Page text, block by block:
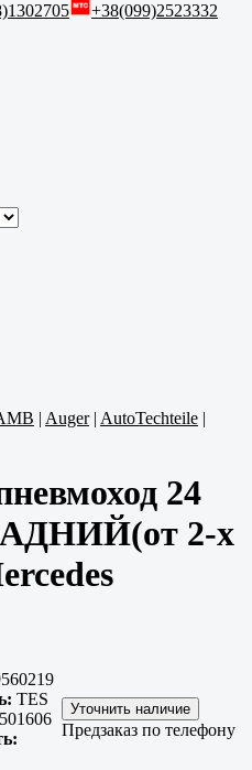
+38(099)2523332
| Auger| AutoTechteile |
24
2-х
TES
Предзаказ по телефону